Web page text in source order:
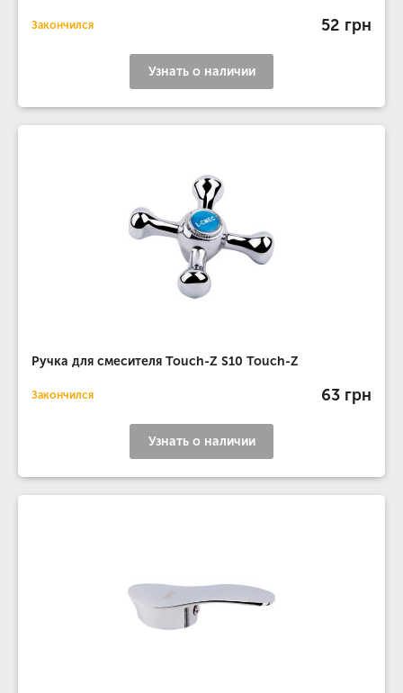
Закончился 52 грн
Узнать о наличии
Ручка для смесителя Touch-Z S10 Touch-Z
Закончился 63 грн
Узнать о наличии